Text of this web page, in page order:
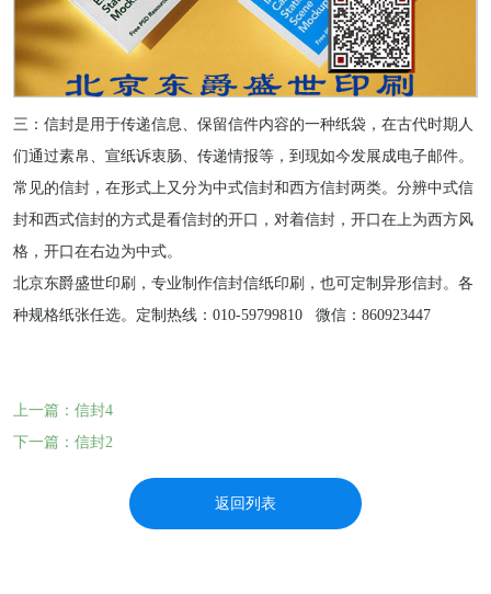
三：信封是用于传递信息、保留信件内容的一种纸袋，在古代时期人
们通过素帛、宣纸诉衷肠、传递情报等，到现如今发展成电子邮件。
常见的信封，在形式上又分为中式信封和西方信封两类。分辨中式信
封和西式信封的方式是看信封的开口，对着信封，开口在上为西方风
格，开口在右边为中式。
北京东爵盛世印刷，专业制作信封信纸印刷，也可定制异形信封。各
种规格纸张任选。定制热线：010-59799810 微信：860923447
上一篇：信封4
下一篇：信封2
返回列表